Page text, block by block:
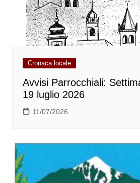
Cronaca locale
Avvisi Parrocchiali:
19 luglio 2026
11/07/2026